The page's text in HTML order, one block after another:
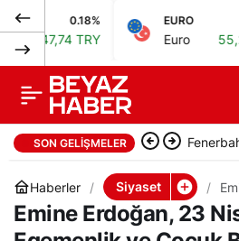
0.18%
TRY
EURO
Euro 55,25 TRY
SON GELIŞMELER
Takımı,
Ligi’nde
Haberler Siyaset
Emine Erdoğan, 23
MSB, TBMM’nin
106’ncı kuruluş yılını
kutladı